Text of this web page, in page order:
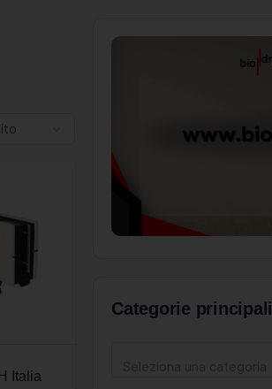
Italia
Categorie principali